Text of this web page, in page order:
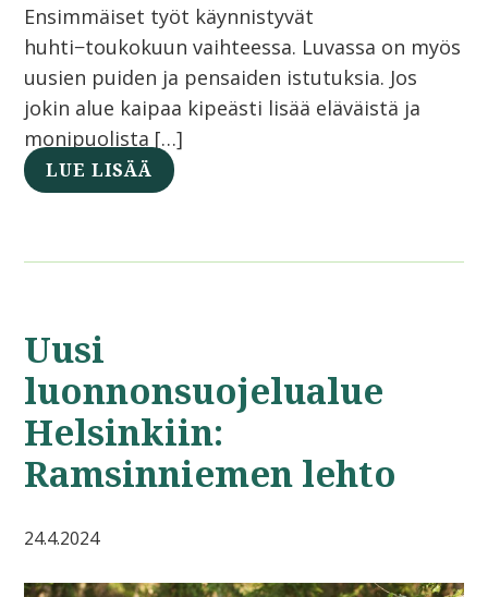
Ensimmäiset työt käynnistyvät
huhti−toukokuun vaihteessa. Luvassa on myös
uusien puiden ja pensaiden istutuksia. Jos
jokin alue kaipaa kipeästi lisää eläväistä ja
monipuolista […]
LUE LISÄÄ
Uusi
luonnonsuojelualue
Helsinkiin:
Ramsinniemen lehto
24.4.2024